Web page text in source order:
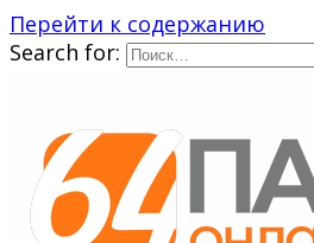
Перейти к содержанию
Search for: